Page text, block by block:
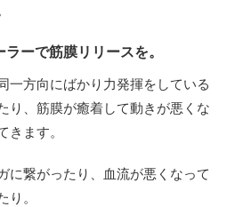
ーで筋膜リリースを。
一方向にばかり力発揮をしている
り、筋膜が癒着して動きが悪くな
きます。
に繋がったり、血流が悪くなって
り。